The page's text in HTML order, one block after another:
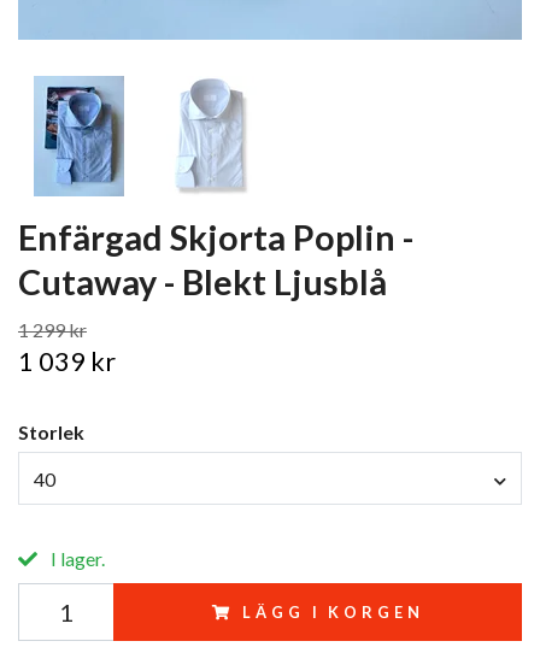
Enfärgad Skjorta Poplin -
Cutaway - Blekt Ljusblå
1 299 kr
1 039 kr
Storlek
40
I lager.
LÄGG I KORGEN